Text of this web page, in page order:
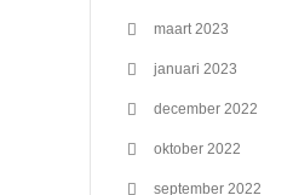
maart 2023
januari 2023
december 2022
oktober 2022
september 2022